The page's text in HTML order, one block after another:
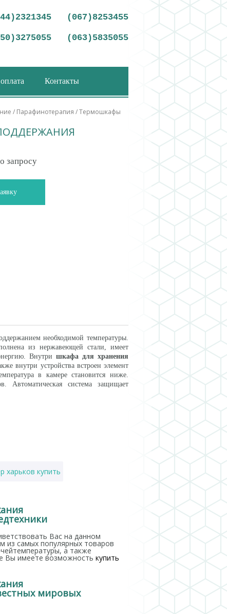
(067)8253455
(063)5835055
Контакты
/ Парафинотерапия / Термошкафы
запросу
необходимой температуры.
из нержавеющей стали, имеет
Внутри шкафа для хранения
внутри устройства встроен элемент
в камере становится ниже.
Автоматическая система защищает
харьков купить
стол купить
Вас на данном
из самых популярных товаров
а также
Вы имеете возможность купить
мировых